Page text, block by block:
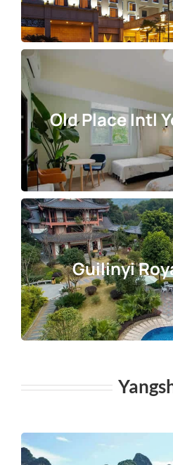
Old Place Intl
Guilinyi